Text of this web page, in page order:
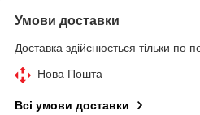
Умови доставки
Доставка здійснюється тільки по
Нова Пошта
Всі умови доставки